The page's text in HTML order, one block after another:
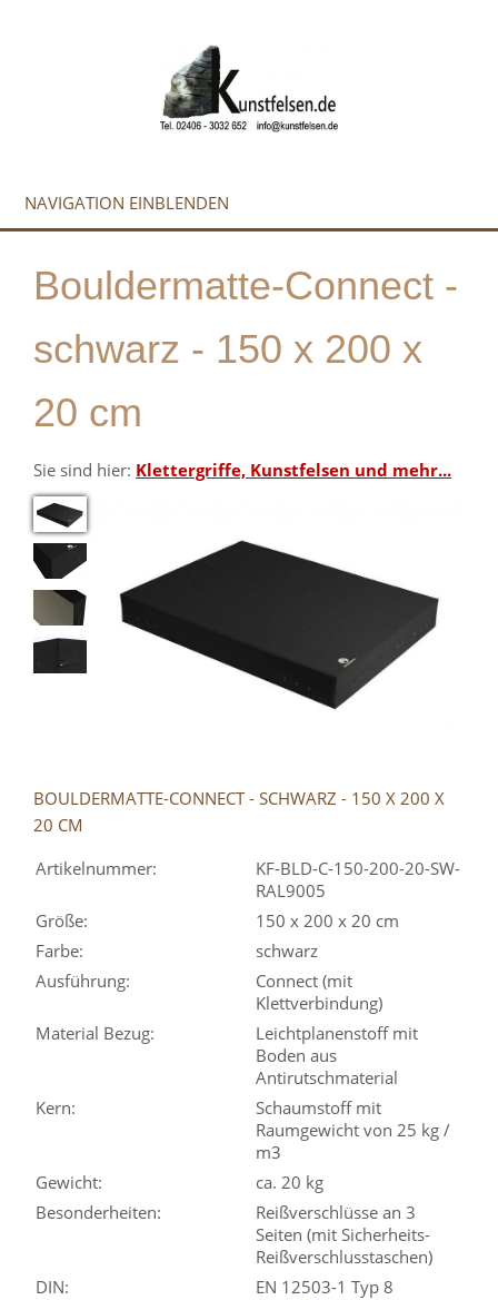
NAVIGATION EINBLENDEN
Bouldermatte-Connect -
schwarz - 150 x 200 x
20 cm
Sie sind hier: Klettergriffe, Kunstfelsen und mehr...
BOULDERMATTE-CONNECT - SCHWARZ - 150 X 200 X
20 CM
Artikelnummer:
KF-BLD-C-150-200-20-SW-
RAL9005
Größe:
150 x 200 x 20 cm
Farbe:
schwarz
Ausführung:
Connect (mit
Klettverbindung)
Material Bezug:
Leichtplanenstoff mit
Boden aus
Antirutschmaterial
Kern:
Schaumstoff mit
Raumgewicht von 25 kg /
m3
Gewicht:
ca. 20 kg
Besonderheiten:
Reißverschlüsse an 3
Seiten (mit Sicherheits-
Reißverschlusstaschen)
DIN:
EN 12503-1 Typ 8